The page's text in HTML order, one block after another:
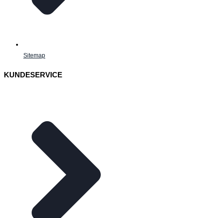
Sitemap
KUNDESERVICE